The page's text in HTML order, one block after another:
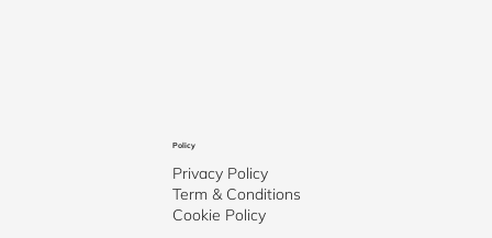
Privacy Policy
Term & Conditions
Cookie Policy
Policy